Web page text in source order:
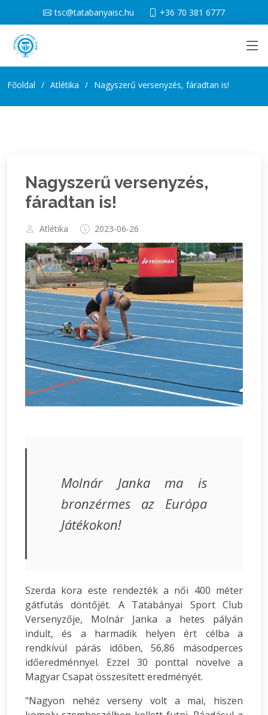
tsc@tatabanyaisc.hu +36 70 381 6777
Főoldal Atlétika Nagyszerű versenyzés, fáradtan is!
Nagyszerű versenyzés,
fáradtan is!
Atlétika 2023-06-26
Molnár Janka ma is
bronzérmes az Európa
Játékokon!
Szerda kora este rendezték a női 400 méter
gátfutás döntőjét. A Tatabányai Sport Club
Versenyzője, Molnár Janka a hetes pályán
indult, és a harmadik helyen ért célba a
rendkívül párás időben, 56,86 másodperces
időeredménnyel. Ezzel 30 ponttal növelve a
Magyar Csapat összesített eredményét.
"Nagyon nehéz verseny volt a mai, hiszen